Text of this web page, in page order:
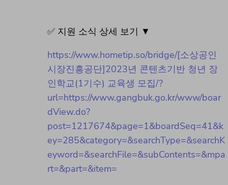
✅ 지원 소식 상세 보기 ▼
https://www.hometip.so/bridge/[소상공인
시장진흥공단]2023년 콘텐츠기반 청년 장
인학교(1기수) 교육생 모집/?
url=https://www.gangbuk.go.kr/www/boar
dView.do?
post=1217674&page=1&boardSeq=41&k
ey=285&category=&searchType=&searchK
eyword=&searchFile=&subContents=&mpa
rt=&part=&item=